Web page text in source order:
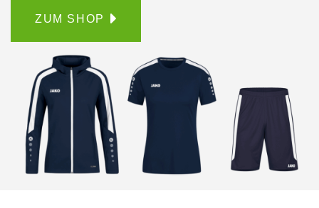
ZUM SHOP